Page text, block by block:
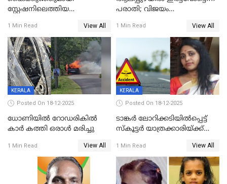
സ്റ്റേഷനിലെത്തിയ
കരണത്തടിച്ചു; CC ടിവി
ദൃശ്യങ്ങൾ പുറത്ത്
1 Min Read View All
പരാതി; വിജയം
വാർഡിലെ എൽഡിഎഫ്
സ്ഥാനാർത്ഥി
1 Min Read View All
KERALA
Posted On 18-12-2025
ധോണിയിൽ റോഡരികിൽ
കാർ കത്തി ഒരാൾ മരിച്ചു
1 Min Read View All
KERALA
Posted On 18-12-2025
ടാങ്കർ ലോറിക്കടിയിൽപ്പെട്ട്
സ്കൂട്ടർ യാത്രക്കാരിയ്ക്ക്
കണ്ടോത്ത് ദേശീയ പാതയിൽ
1 Min Read View All